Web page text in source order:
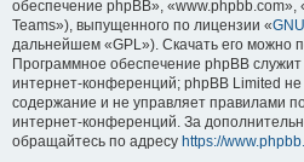
обеспечение phpBB», «www.phpbb.com»,
Teams»), выпущенного по лицензии «
дальнейшем «GPL»). Скачать его можно
Программное обеспечение phpBB служит
интернет-конференций; phpBB Limited не
содержание и не управляет правилами
интернет-конференций. За
обращайтесь по адресу https://